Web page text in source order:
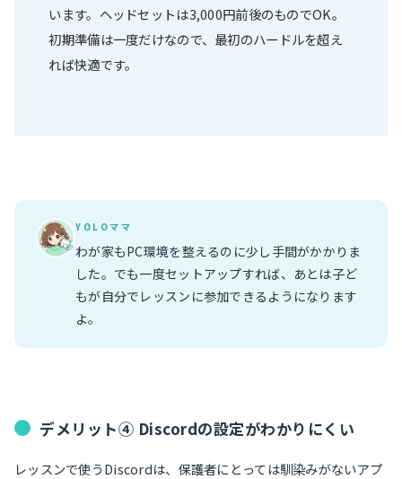
います。ヘッドセットは3,000円前後のものでOK。
初期準備は一度だけなので、最初のハードルを超え
れば快適です。
YOLOママ
わが家もPC環境を整えるのに少し手間がかかりま
した。でも一度セットアップすれば、あとは子ど
もが自分でレッスンに参加できるようになります
よ。
デメリット④ Discordの設定がわかりにくい
レッスンで使うDiscordは、保護者にとっては馴染みがないアプ